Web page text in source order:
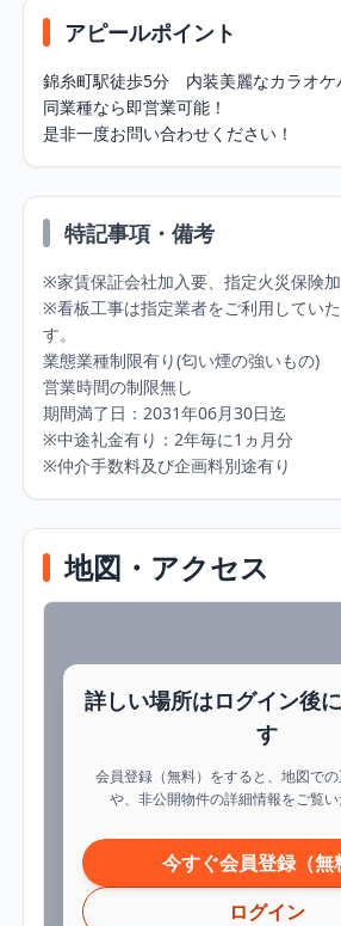
アピールポイント
錦糸町駅徒歩5分　内装美麗なカラオケ
同業種なら即営業可能！
是非一度お問い合わせください！
特記事項・備考
※家賃保証会社加入要、指定火災保険
※看板工事は指定業者をご利用してい
す。
業態業種制限有り(匂い煙の強いもの)
営業時間の制限無し
期間満了日：2031年06月30日迄
※中途礼金有り：2年毎に1ヵ月分
※仲介手数料及び企画料別途有り
地図・アクセス
詳しい場所はログイン後
す
会員登録（無料）をすると、地図で
や、非公開物件の詳細情報をご覧い
今すぐ会員登録（無
ログイン